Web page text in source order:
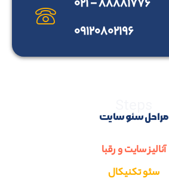
۰۹۱۲۰۸۰۲۱۹۶
مراحل سئو سایت
آنالیز سایت و رقبا
سئو تکنیکال